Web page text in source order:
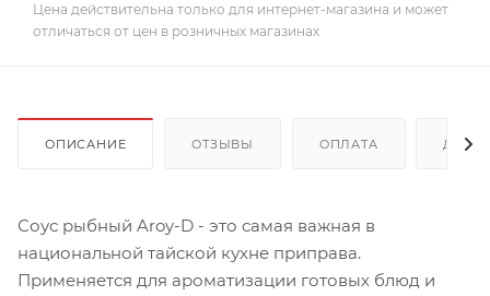
Цена действительна только для интернет-магазина и может
отличаться от цен в розничных магазинах
ОПИСАНИЕ ОТЗЫВЫ ОПЛАТА
Соус рыбный Aroy-D - это самая важная в
национальной тайской кухне приправа.
Применяется для ароматизации готовых блюд и